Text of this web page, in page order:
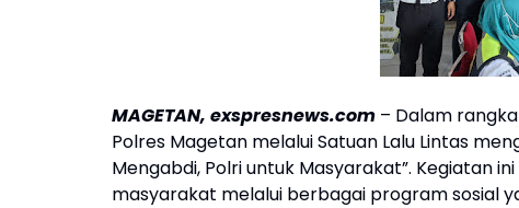
MAGETAN, exspresnews.com – Dalam
Polres Magetan melalui Satuan Lalu Lintas
Mengabdi, Polri untuk Masyarakat”. Kegiatan
masyarakat melalui berbagai program sosial